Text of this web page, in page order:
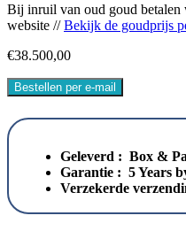
Bij inruil van oud goud
website //Bekijk de goudprijs
€38.500,00
Bestellen per e-mail
Geleverd : Box &
Garantie : 5 Years
Verzekerde